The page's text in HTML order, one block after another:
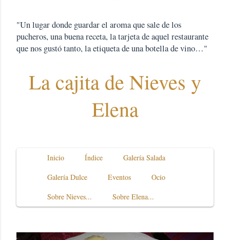
"Un lugar donde guardar el aroma que sale de los
pucheros, una buena receta, la tarjeta de aquel restaurante
que nos gustó tanto, la etiqueta de una botella de vino…"
La cajita de Nieves y
Elena
Inicio Índice
Galería Salada
Galería Dulce
Eventos
Ocio
Sobre Nieves...
Sobre Elena...